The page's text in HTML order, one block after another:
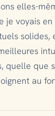
elles-
je voyais
solides,
quelle que
au